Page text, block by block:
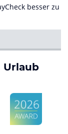
besser zu
Urlaub